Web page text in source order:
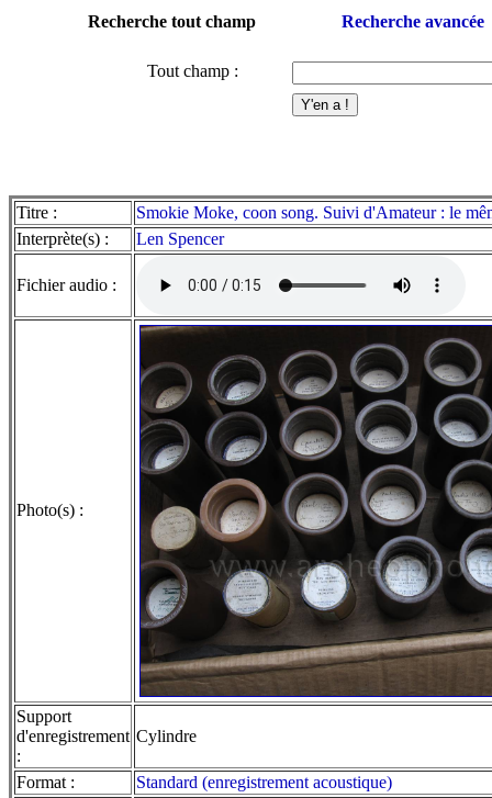
Recherche tout champ Recherche avancée
Tout champ :
Titre :
Smokie Moke, coon song. Suivi d'Amateur : le
Interprète(s) :
Len Spencer
Fichier audio :
Photo(s) :
Support
d'enregistrement
:
Cylindre
Format :
Standard (enregistrement acoustique)